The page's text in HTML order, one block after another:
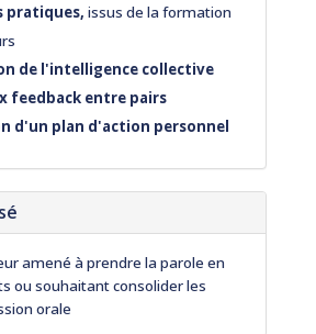
pratiques, issus de la formation
de l'intelligence collective
feedback entre pairs
d'un plan d'action personnel
amené à prendre la parole en
ou souhaitant consolider les
orale